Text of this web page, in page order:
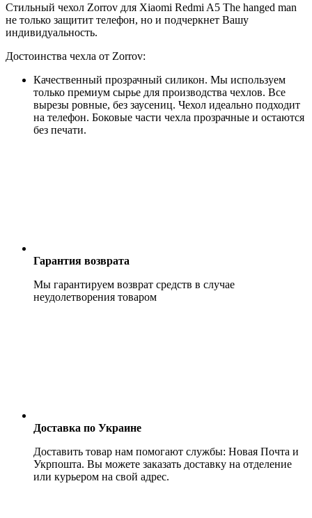
Стильный чехол Zorrov для Xiaomi Redmi A5 The hanged man
не только защитит телефон, но и подчеркнет Вашу
индивидуальность.
Достоинства чехла от Zorrov:
Качественный прозрачный силикон. Мы используем
только премиум сырье для производства чехлов. Все
вырезы ровные, без заусениц. Чехол идеально подходит
на телефон. Боковые части чехла прозрачные и остаются
без печати.
Гарантия возврата
Мы гарантируем возврат средств в случае
неудолетворения товаром
Доставка по Украине
Доставить товар нам помогают службы: Новая Почта и
Укрпошта. Вы можете заказать доставку на отделение
или курьером на свой адрес.